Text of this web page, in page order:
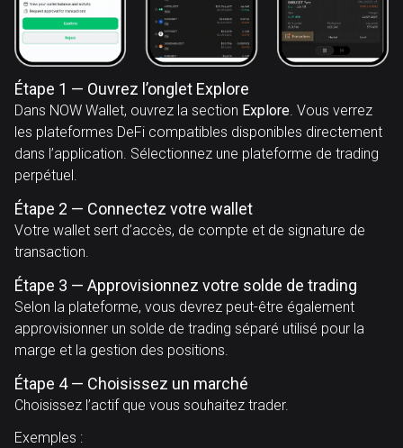
Étape 1 — Ouvrez l’onglet Explore
Dans NOW Wallet, ouvrez la section Explore. Vous verrez
les plateformes DeFi compatibles disponibles directement
dans l’application. Sélectionnez une plateforme de trading
perpétuel.
Étape 2 — Connectez votre wallet
Votre wallet sert d’accès, de compte et de signature de
transaction.
Étape 3 — Approvisionnez votre solde de trading
Selon la plateforme, vous devrez peut-être également
approvisionner un solde de trading séparé utilisé pour la
marge et la gestion des positions.
Étape 4 — Choisissez un marché
Choisissez l’actif que vous souhaitez trader.
Exemples :